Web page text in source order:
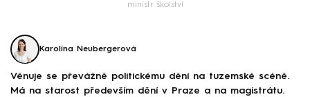
ministr školství
Karolína Neubergerová
Věnuje se převážně politickému dění na tuzemské scéně.
Má na starost především dění v Praze a na magistrátu.